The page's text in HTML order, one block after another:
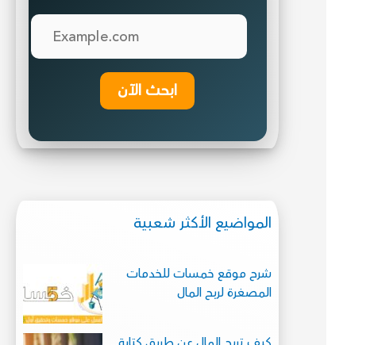
ابحث الآن
المواضيع الأكثر شعبية
شرح موقع خمسات للخدمات
المصغرة لربح المال